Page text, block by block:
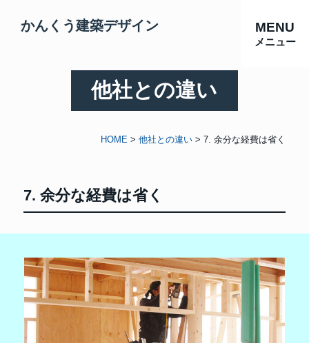
かんくう建築デザイン MENU
メニュー
他社との違い
HOME >他社との違い >7. 余分な経費は省く
7. 余分な経費は省く